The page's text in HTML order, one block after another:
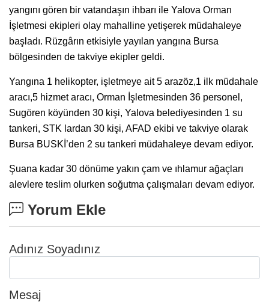
yangını gören bir vatandaşın ihbarı ile Yalova Orman
İşletmesi ekipleri olay mahalline yetişerek müdahaleye
başladı. Rüzgârın etkisiyle yayılan yangına Bursa
bölgesinden de takviye ekipler geldi.
Yangına 1 helikopter, işletmeye ait 5 arazöz,1 ilk müdahale
aracı,5 hizmet aracı, Orman İşletmesinden 36 personel,
Sugören köyünden 30 kişi, Yalova belediyesinden 1 su
tankeri, STK lardan 30 kişi, AFAD ekibi ve takviye olarak
Bursa BUSKİ’den 2 su tankeri müdahaleye devam ediyor.
Şuana kadar 30 dönüme yakın çam ve ıhlamur ağaçları
alevlere teslim olurken soğutma çalışmaları devam ediyor.
Yorum Ekle
Adınız Soyadınız
Mesaj